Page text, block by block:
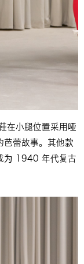
在小腿位置采用哑
芭蕾故事。其他款
为 1940 年代复古